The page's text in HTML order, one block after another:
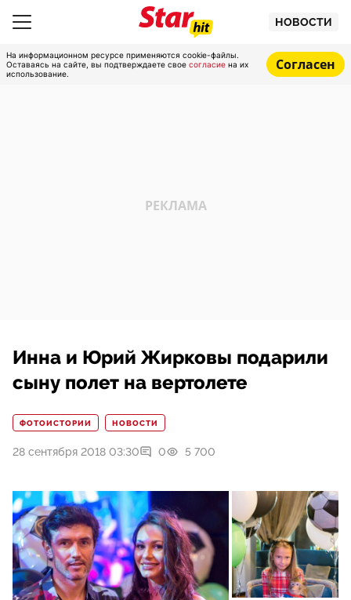
НОВОСТИ
На информационном ресурсе применяются cookie-файлы.
Оставаясь на сайте, вы подтверждаете свое согласие на их
использование.
Согласен
Инна и Юрий Жирковы подарили
сыну полет на вертолете
ФОТОИСТОРИИ НОВОСТИ
28 сентября 2018 03:30 0 5 700